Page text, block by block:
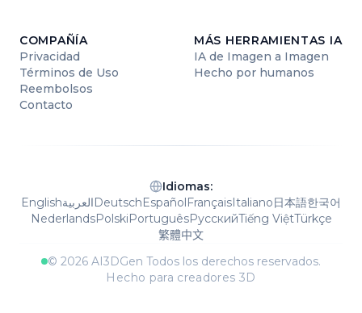
COMPAÑÍA
Privacidad
Términos de Uso
Reembolsos
Contacto
MÁS HERRAMIENTAS IA
IA de Imagen a Imagen
Hecho por humanos
Idiomas:
EnglishالعربيةDeutschEspañolFrançaisItaliano日本語한국어
NederlandsPolskiPortuguêsРусскийTiếng ViệtTürkçe
繁體中文
© 2026 AI3DGen Todos los derechos reservados.
Hecho para creadores 3D